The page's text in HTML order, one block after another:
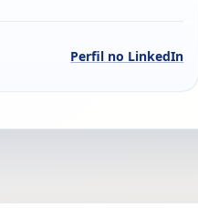
Perfil no LinkedIn